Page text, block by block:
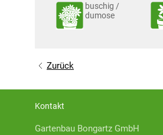
buschig /
dumose
Zurück
Kontakt
Gartenbau Bongartz GmbH